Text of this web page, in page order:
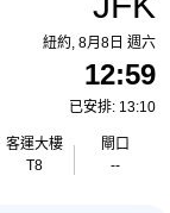
紐約, 8月8日 週六
12:59
已安排: 13:10
客運大樓
T8
閘口
--